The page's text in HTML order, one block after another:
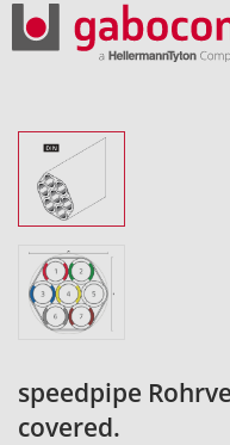
speedpipe
covered.